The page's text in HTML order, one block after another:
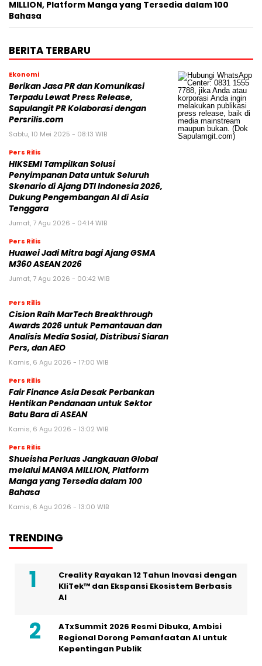
MILLION, Platform Manga yang Tersedia dalam 100
Bahasa
BERITA TERBARU
Ekonomi
Berikan Jasa PR dan Komunikasi
Terpadu Lewat Press Release,
Sapulangit PR Kolaborasi dengan
Persrilis.com
Sabtu, 10 Mei 2025 - 08:13 WIB
Pers Rilis
HIKSEMI Tampilkan Solusi
Penyimpanan Data untuk Seluruh
Skenario di Ajang DTI Indonesia 2026,
Dukung Pengembangan AI di Asia
Tenggara
Jumat, 7 Agu 2026 - 04:14 WIB
Pers Rilis
Huawei Jadi Mitra bagi Ajang GSMA
M360 ASEAN 2026
Jumat, 7 Agu 2026 - 00:42 WIB
Pers Rilis
Cision Raih MarTech Breakthrough
Awards 2026 untuk Pemantauan dan
Analisis Media Sosial, Distribusi Siaran
Pers, dan AEO
Kamis, 6 Agu 2026 - 17:00 WIB
Pers Rilis
Fair Finance Asia Desak Perbankan
Hentikan Pendanaan untuk Sektor
Batu Bara di ASEAN
Kamis, 6 Agu 2026 - 13:02 WIB
Pers Rilis
Shueisha Perluas Jangkauan Global
melalui MANGA MILLION, Platform
Manga yang Tersedia dalam 100
Bahasa
Kamis, 6 Agu 2026 - 13:00 WIB
TRENDING
Creality Rayakan 12 Tahun Inovasi dengan
KliTek™ dan Ekspansi Ekosistem Berbasis
AI
ATxSummit 2026 Resmi Dibuka, Ambisi
Regional Dorong Pemanfaatan AI untuk
Kepentingan Publik